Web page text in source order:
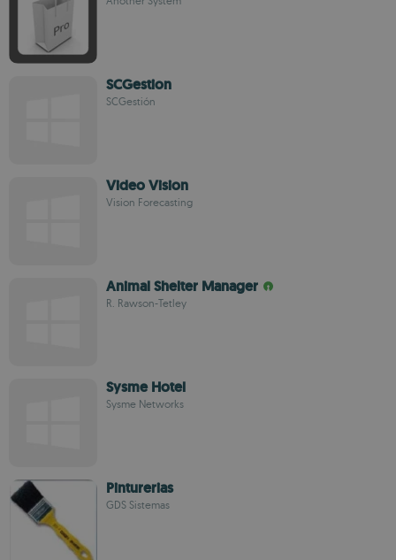
SCGestion
SCGestión
Video Vision
Vision Forecasting
Animal Shelter Manager
R. Rawson-Tetley
Sysme Hotel
Sysme Networks
Pinturerias
GDS Sistemas